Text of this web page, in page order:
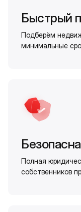
Быстрый
Подберём
минимальные
Полная
собственников